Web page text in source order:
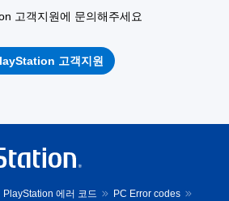
고객지원에 문의해주세요
고객지원
PlayStation 에러 코드
PC Error codes